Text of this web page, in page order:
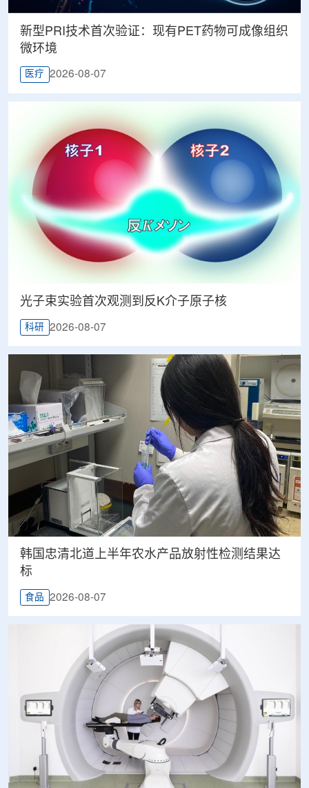
新型PRI技术首次验证：现有PET药物可成像组织
微环境
医疗 2026-08-07
光子束实验首次观测到反K介子原子核
科研 2026-08-07
韩国忠清北道上半年农水产品放射性检测结果达
标
食品 2026-08-07